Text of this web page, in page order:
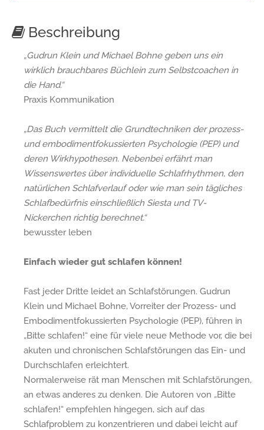
Beschreibung
„Gudrun Klein und Michael Bohne geben uns ein
wirklich brauchbares Büchlein zum Selbstcoachen in
die Hand.“
Praxis Kommunikation
„Das Buch vermittelt die Grundtechniken der prozess-
und embodimentfokussierten Psychologie (PEP) und
deren Wirkhypothesen. Nebenbei erfährt man
Wissenswertes über individuelle Schlafrhythmen, den
natürlichen Schlafverlauf oder wie man sein tägliches
Schlafbedürfnis einschließlich Siesta und TV-
Nickerchen richtig berechnet.“
bewusster leben
Einfach wieder gut schlafen können!
Fast jeder Dritte leidet an Schlafstörungen. Gudrun
Klein und Michael Bohne, Vorreiter der Prozess- und
Embodimentfokussierten Psychologie (PEP), führen in
„Bitte schlafen!“ eine für viele neue Methode vor, die bei
akuten und chronischen Schlafstörungen das Ein- und
Durchschlafen erleichtert.
Normalerweise rät man Menschen mit Schlafstörungen,
an etwas anderes zu denken. Die Autoren von „Bitte
schlafen!“ empfehlen hingegen, sich auf das
Schlafproblem zu konzentrieren und dabei leicht auf